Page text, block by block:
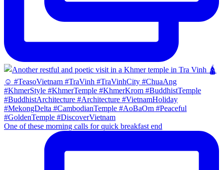
One of these morning calls for quick breakfast end